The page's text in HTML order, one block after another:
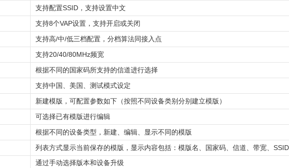
支持配置SSID，支持设置中文
支持8个VAP设置，支持开启或关闭
支持高/中/低三档配置，分档算法同接入点
支持20/40/80MHz频宽
根据不同的国家码所支持的信道进行选择
支持中国、美国、测试模式设定
新建模版，可配置参数如下（按照不同设备类别分别建立模版）
可选择已有模版进行编辑
根据不同的设备类型，新建、编辑、显示不同的模版
列表方式显示当前保存的模版，显示内容包括：模版名、国家码、信道、带宽、
通过手动选择版本和设备升级